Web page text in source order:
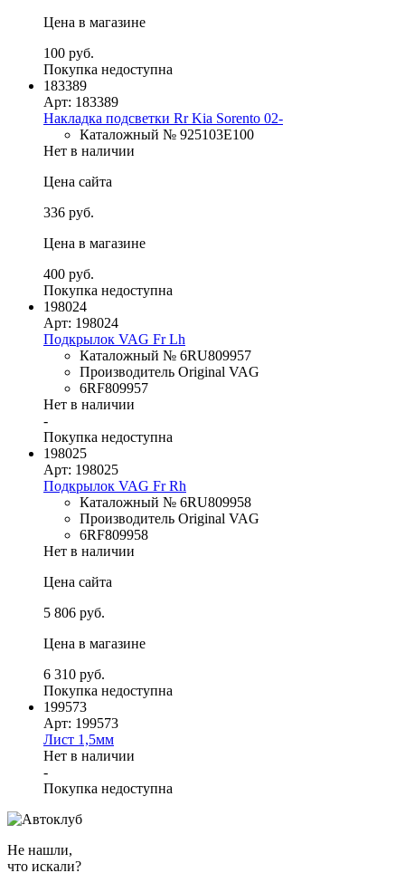
Цена в магазине
100 руб.
Покупка недоступна
183389
Арт: 183389
Накладка подсветки Rr Kia Sorento 02-
Каталожный № 925103E100
Нет в наличии
Цена сайта
336 руб.
Цена в магазине
400 руб.
Покупка недоступна
198024
Арт: 198024
Подкрылок VAG Fr Lh
Каталожный № 6RU809957
Производитель Original VAG
6RF809957
Нет в наличии
-
Покупка недоступна
198025
Арт: 198025
Подкрылок VAG Fr Rh
Каталожный № 6RU809958
Производитель Original VAG
6RF809958
Нет в наличии
Цена сайта
5 806 руб.
Цена в магазине
6 310 руб.
Покупка недоступна
199573
Арт: 199573
Лист 1,5мм
Нет в наличии
-
Покупка недоступна
Не нашли,
что искали?